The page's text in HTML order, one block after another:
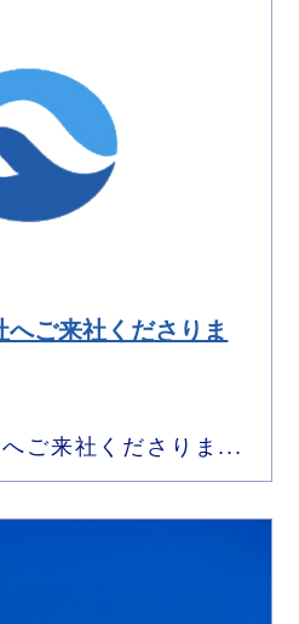
ご来社くださりま
ご来社くださりま...